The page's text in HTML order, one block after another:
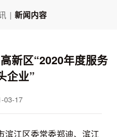
| 新闻内容
新区“2020年度服务
企业”
03-17
滨江区委常委郑迪、滨江